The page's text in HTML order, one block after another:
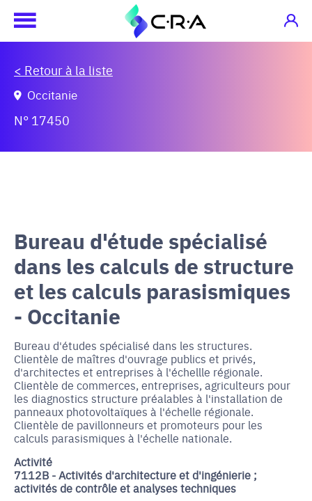
< Retour à la liste
N° 17450
Occitanie
Bureau d'étude spécialisé
dans les calculs de structure
et les calculs parasismiques
- Occitanie
Bureau d'études spécialisé dans les structures.
Clientèle de maîtres d'ouvrage publics et privés,
d'architectes et entreprises à l'échellle régionale.
Clientèle de commerces, entreprises, agriculteurs pour
les diagnostics structure préalables à l'installation de
panneaux photovoltaïques à l'échelle régionale.
Clientèle de pavillonneurs et promoteurs pour les
calculs parasismiques à l'échelle nationale.
Activité
7112B - Activités d'architecture et d'ingénierie ;
activités de contrôle et analyses techniques